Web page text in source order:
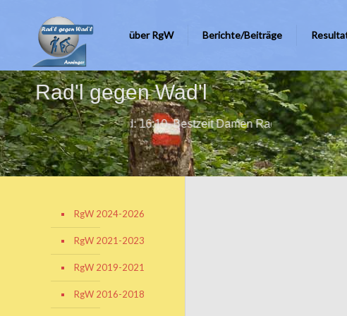
Rad'l gegen Wad'l
Bestzeit Herrn Rad: 16:10, Bestzeit Damen Rad: 21:40, Bestzeit
über RgW Berichte/Beiträge
RgW 2024-2026
RgW 2021-2023
RgW 2019-2021
RgW 2016-2018